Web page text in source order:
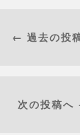
← 過去の投
次の投稿へ